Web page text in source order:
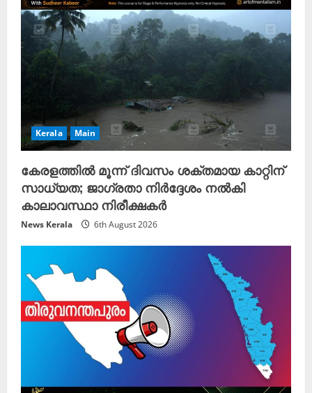
Kerala Main
കേരളത്തിൽ മൂന്ന് ദിവസം ശക്തമായ കാറ്റിന്
സാധ്യത; ജാഗ്രതാ നിർദ്ദേശം നൽകി
കാലാവസ്ഥാ നിരീക്ഷകർ
News Kerala 6th August 2026